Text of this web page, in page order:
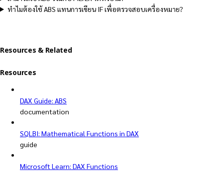
ทำไมต้องใช้ ABS แทนการเขียน IF เพื่อตรวจสอบเครื่องหมาย?
Resources & Related
Resources
DAX Guide: ABS
documentation
SQLBI: Mathematical Functions in DAX
guide
Microsoft Learn: DAX Functions